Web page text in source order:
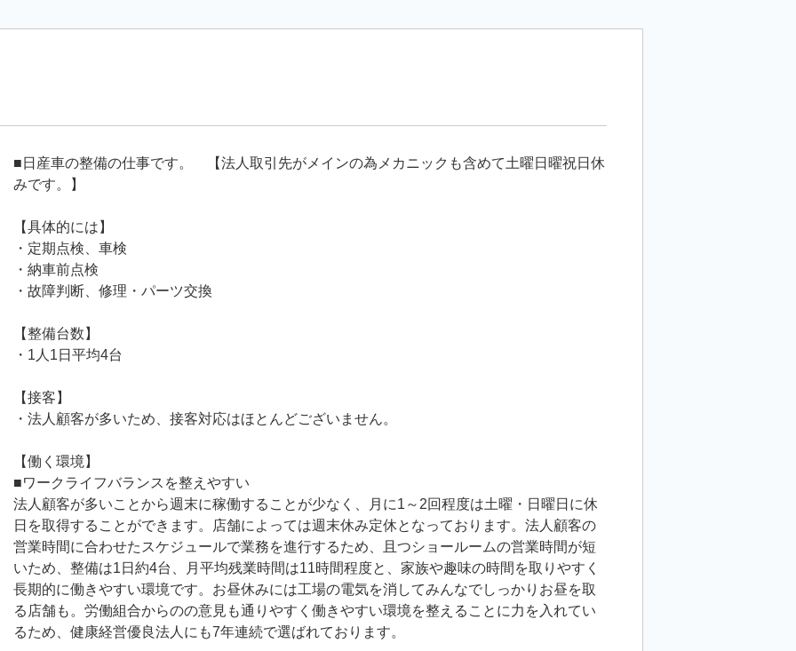
■日産車の整備の仕事です。 【法人取引先がメインの為メカニックも含めて土曜日曜祝日休
みです。】
【具体的には】
・定期点検、車検
・納車前点検
・故障判断、修理・パーツ交換
【整備台数】
・1人1日平均4台
【接客】
・法人顧客が多いため、接客対応はほとんどございません。
【働く環境】
■ワークライフバランスを整えやすい
法人顧客が多いことから週末に稼働することが少なく、月に1～2回程度は土曜・日曜日に休
日を取得することができます。店舗によっては週末休み定休となっております。法人顧客の
営業時間に合わせたスケジュールで業務を進行するため、且つショールームの営業時間が短
いため、整備は1日約4台、月平均残業時間は11時間程度と、家族や趣味の時間を取りやすく
長期的に働きやすい環境です。お昼休みには工場の電気を消してみんなでしっかりお昼を取
る店舗も。労働組合からのの意見も通りやすく働きやすい環境を整えることに力を入れてい
るため、健康経営優良法人にも7年連続で選ばれております。